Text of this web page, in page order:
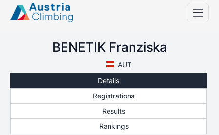
BENETIK Franziska
AUT
Details
Registrations
Results
Rankings